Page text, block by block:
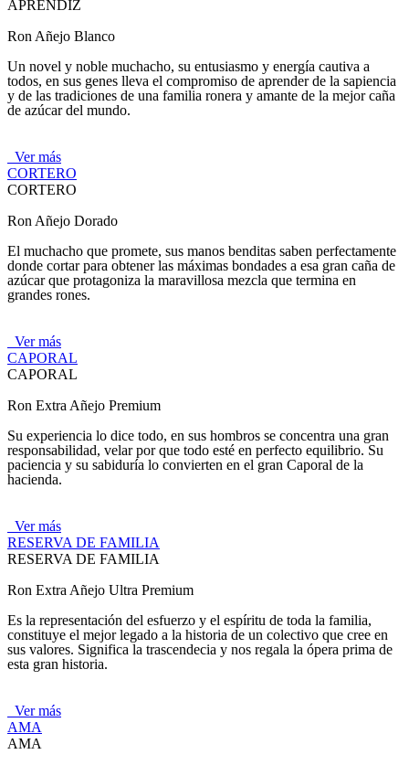
APRENDIZ
Ron Añejo Blanco
Un novel y noble muchacho, su entusiasmo y energía cautiva a
todos, en sus genes lleva el compromiso de aprender de la sapiencia
y de las tradiciones de una familia ronera y amante de la mejor caña
de azúcar del mundo.
Ver más
CORTERO
CORTERO
Ron Añejo Dorado
El muchacho que promete, sus manos benditas saben perfectamente
donde cortar para obtener las máximas bondades a esa gran caña de
azúcar que protagoniza la maravillosa mezcla que termina en
grandes rones.
Ver más
CAPORAL
CAPORAL
Ron Extra Añejo Premium
Su experiencia lo dice todo, en sus hombros se concentra una gran
responsabilidad, velar por que todo esté en perfecto equilibrio. Su
paciencia y su sabiduría lo convierten en el gran Caporal de la
hacienda.
Ver más
RESERVA DE FAMILIA
RESERVA DE FAMILIA
Ron Extra Añejo Ultra Premium
Es la representación del esfuerzo y el espíritu de toda la familia,
constituye el mejor legado a la historia de un colectivo que cree en
sus valores. Significa la trascendecia y nos regala la ópera prima de
esta gran historia.
Ver más
AMA
AMA